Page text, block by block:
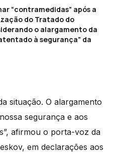
“contramedidas” após a
do Tratado do
o alargamento da
à segurança” da
situação. O alargamento
segurança e aos
afirmou o porta-voz da
em declarações aos